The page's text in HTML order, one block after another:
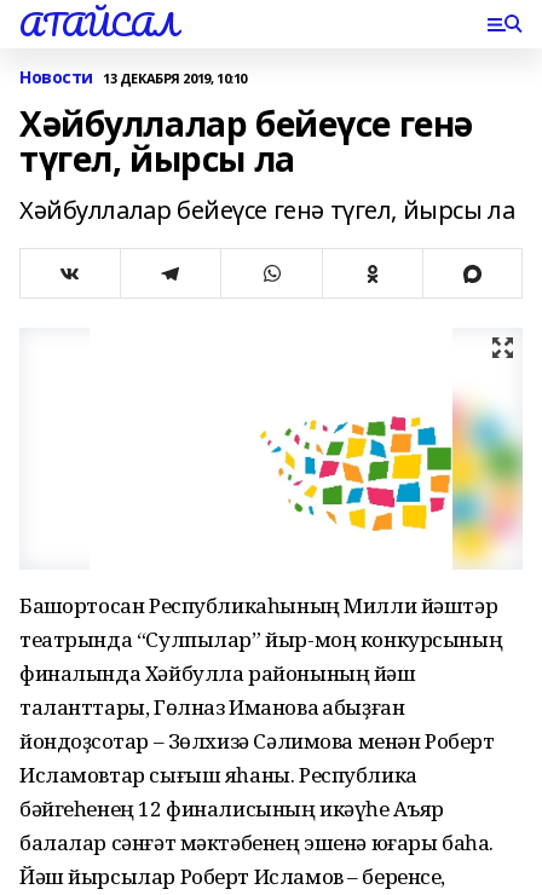
АТАЙСАЛ
Новости 13 ДЕКАБРЯ 2019, 10:10
Хәйбуллалар бейеүсе генә
түгел, йырсы ла
Хәйбуллалар бейеүсе генә түгел, йырсы ла
Башҡортосан Республикаһының Милли йәштәр
театрында “Сулпылар” йыр-моң конкурсының
финалында Хәйбулла районының йәш
таланттары, Гөлназ Иманова ҡабыҙған
йондоҙсоҡтар – Зөлхизә Сәлимова менән Роберт
Исламовтар сығыш яһаны. Республика
бәйгеһенең 12 финалисының икәүһе Аҡъяр
балалар сәнғәт мәктәбенең эшенә юғары баһа.
Йәш йырсылар Роберт Исламов – беренсе,